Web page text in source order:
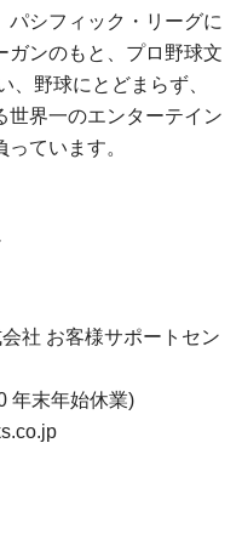
パシフィック・リーグに
ガンのもと、プロ野球文
、野球にとどまらず、
世界一のエンターテイン
ています。
社 お客様サポートセン
年末年始休業)